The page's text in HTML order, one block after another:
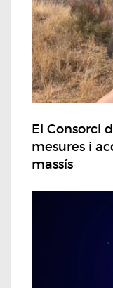
El Consorci
mesures i
massís